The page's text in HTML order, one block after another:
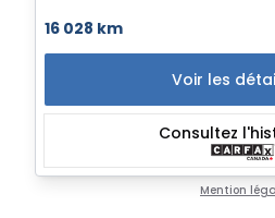
16 028 km
Voir les
Consultez
Mention